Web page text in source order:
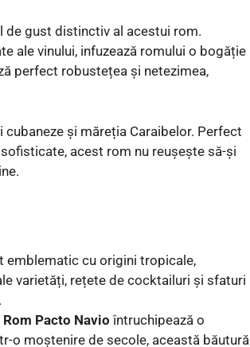
de gust distinctiv al acestui rom.
ale vinului, infuzează romului o bogăție
perfect robustețea și netezimea,
și măreția Caraibelor. Perfect
acest rom nu reușește să-și
Rom Pacto Navio întruchipează o
o moștenire de secole, această băutură